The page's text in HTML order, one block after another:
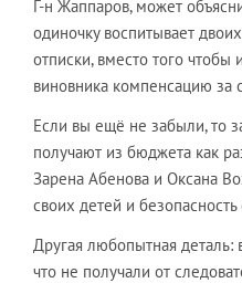
Г-н Жаппаров, может
одиночку воспитывает
отписки, вместо того чтобы
виновника компенсацию
Если вы ещё не забыли, то
получают из бюджета как
Зарена Абенова и Оксана
своих детей и
Другая любопытная
что не получали от